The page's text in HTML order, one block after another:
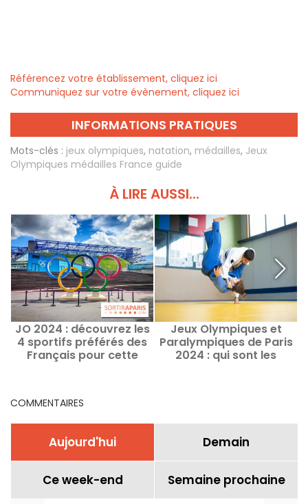
Référencez votre établissement, cliquez ici
Communiquez sur votre évènement, cliquez ici
INFORMATIONS PRATIQUES
Mots-clés : jeux olympiques, natation, médailles, Jeux
Olympiques médailles France guide
À LIRE AUSSI...
JO 2024 : découvrez les
4 sportifs préférés des
Français pour cette
Jeux Olympiques et
Paralympiques de Paris
2024 : qui sont les
COMMENTAIRES
Aujourd'hui Demain
Ce week-end Semaine prochaine